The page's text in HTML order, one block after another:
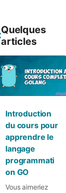
Quelques
articles
Introduction
du cours pour
apprendre le
langage
programmati
on GO
Vous aimeriez